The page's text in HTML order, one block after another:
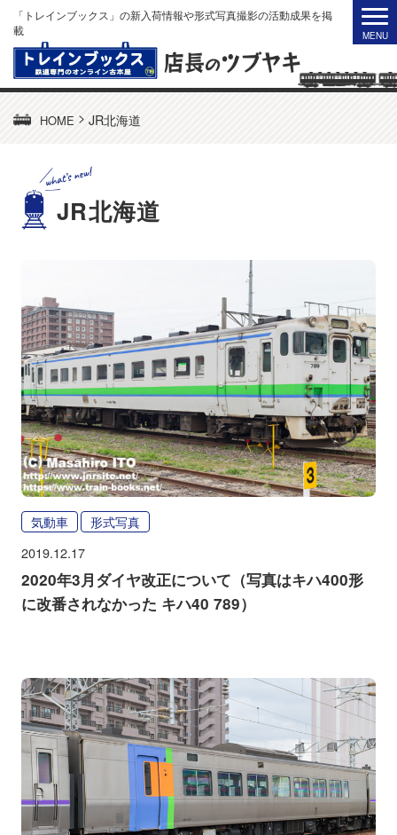
「トレインブックス」の新入荷情報や形式写真撮影の活動成果を掲
載
HOME > JR北海道
JR北海道
気動車 形式写真
2019.12.17
2020年3月ダイヤ改正について（写真はキハ400形
に改番されなかった キハ40 789）